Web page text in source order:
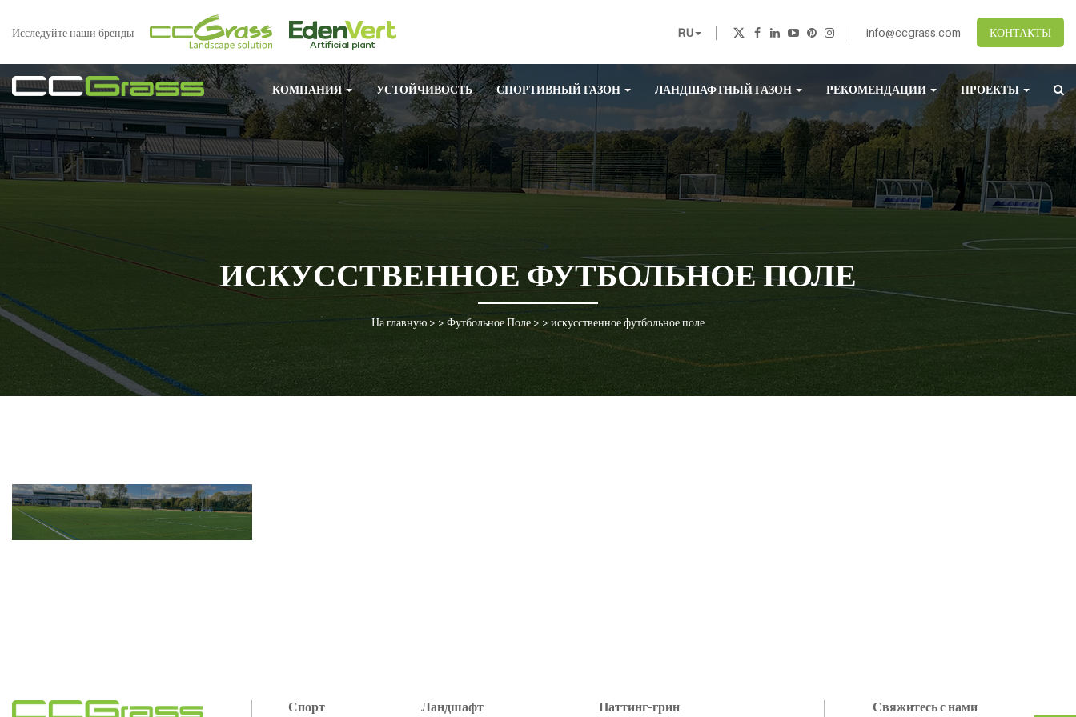
Исследуйте наши бренды RU info@ccgrass.com КОНТАКТЫ
КОМПАНИЯ УСТОЙЧИВОСТЬ СПОРТИВНЫЙ ГАЗОН ЛАНДШАФТНЫЙ ГАЗОН РЕКОМЕНДАЦИИ ПРОЕКТЫ
ИСКУССТВЕННОЕ ФУТБОЛЬНОЕ ПОЛЕ
На главную > > Футбольное Поле > > искусственное футбольное поле
Спорт Ландшафт Паттинг-грин Свяжитесь с нами